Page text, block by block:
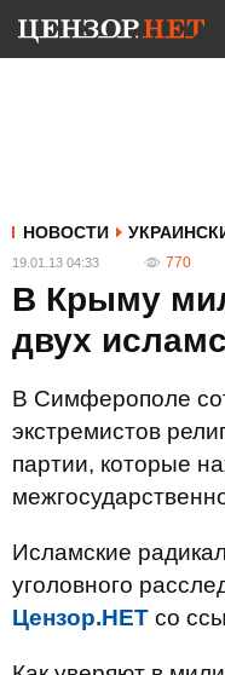
НОВОСТИ
19.01.13 04:33 770
В Крыму
двух
В Симферополе
экстремистов
партии, которые
Исламские
уголовного
Цензор.НЕТ со